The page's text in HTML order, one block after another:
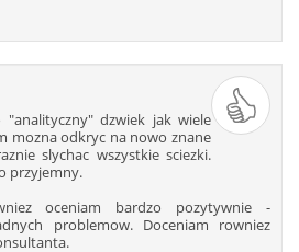
dzwiek jak wiele
mozna odkryc na nowo znane
slychac wszystkie sciezki.
przyjemny.
oceniam bardzo pozytywnie -
problemow. Doceniam rowniez